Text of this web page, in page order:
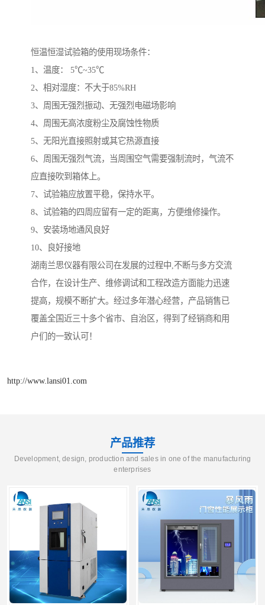
恒温恒湿试验箱的使用现场条件：
1、温度： 5℃~35℃
2、相对湿度：不大于85%RH
3、周围无强烈振动、无强烈电磁场影响
4、周围无高浓度粉尘及腐蚀性物质
5、无阳光直接照射或其它热源直接
6、周围无强烈气流，当周围空气需要强制流时，气流不
应直接吹到箱体上。
7、试验箱应放置平稳，保持水平。
8、试验箱的四周应留有一定的距离，方便维修操作。
9、安装场地通风良好
10、良好接地
湖南兰思仪器有限公司在发展的过程中,不断与多方交流
合作，在设计生产、维修调试和工程改造方面能力迅速
提高，规模不断扩大。经过多年潜心经营，产品销售已
覆盖全国近三十多个省市、自治区，得到了经销商和用
户们的一致认可！
http://www.lansi01.com
产品推荐
Development, design, production and sales in one of the manufacturing
enterprises